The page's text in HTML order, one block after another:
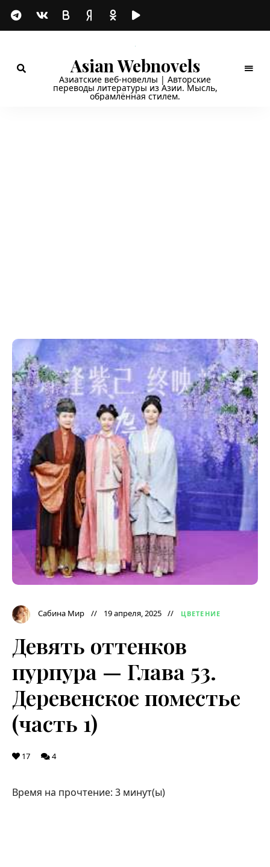
Asian Webnovels
Азиатские веб-новеллы | Авторские
переводы литературы из Азии. Мысль,
обрамлённая стилем.
Сабина Мир 19 апреля, 2025 ЦВЕТЕНИЕ
Девять оттенков
пурпура — Глава 53.
Деревенское поместье
(часть 1)
17 4
Время на прочтение: 3 минут(ы)